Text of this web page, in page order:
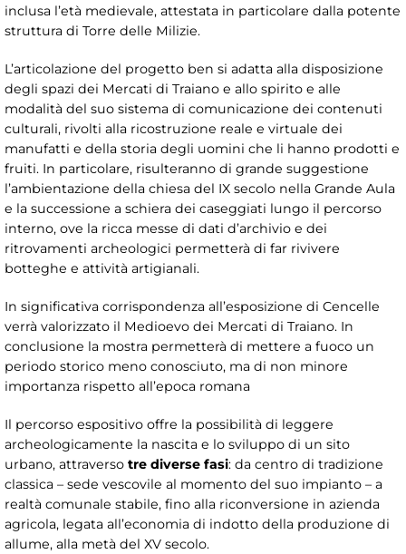
inclusa l’età medievale, attestata in particolare dalla potente
struttura di Torre delle Milizie.
L’articolazione del progetto ben si adatta alla disposizione
degli spazi dei Mercati di Traiano e allo spirito e alle
modalità del suo sistema di comunicazione dei contenuti
culturali, rivolti alla ricostruzione reale e virtuale dei
manufatti e della storia degli uomini che li hanno prodotti e
fruiti. In particolare, risulteranno di grande suggestione
l’ambientazione della chiesa del IX secolo nella Grande Aula
e la successione a schiera dei caseggiati lungo il percorso
interno, ove la ricca messe di dati d’archivio e dei
ritrovamenti archeologici permetterà di far rivivere
botteghe e attività artigianali.
In significativa corrispondenza all’esposizione di Cencelle
verrà valorizzato il Medioevo dei Mercati di Traiano. In
conclusione la mostra permetterà di mettere a fuoco un
periodo storico meno conosciuto, ma di non minore
importanza rispetto all’epoca romana
Il percorso espositivo offre la possibilità di leggere
archeologicamente la nascita e lo sviluppo di un sito
urbano, attraverso tre diverse fasi: da centro di tradizione
classica – sede vescovile al momento del suo impianto – a
realtà comunale stabile, fino alla riconversione in azienda
agricola, legata all’economia di indotto della produzione di
allume, alla metà del XV secolo.